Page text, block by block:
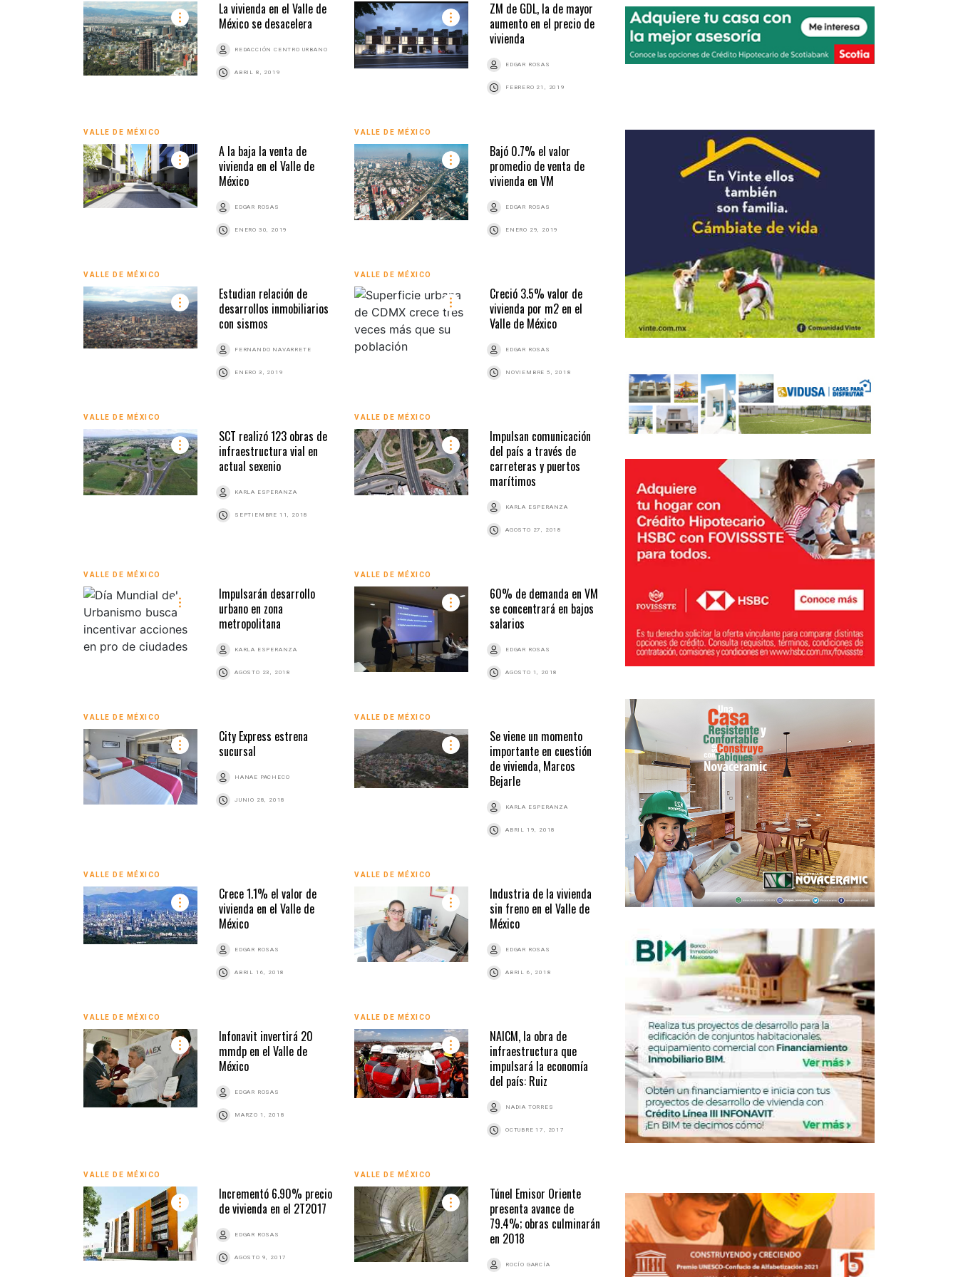
La vivienda en el Valle de
México se desacelera
REDACCIÓN CENTRO URBANO
ABRIL 8, 2019
ZM de GDL, la de mayor
aumento en el precio de
vivienda
EDGAR ROSAS
FEBRERO 21, 2019
VALLE DE MÉXICO
A la baja la venta de
vivienda en el Valle de
México
EDGAR ROSAS
ENERO 30, 2019
VALLE DE MÉXICO
Bajó 0.7% el valor
promedio de venta de
vivienda en VM
EDGAR ROSAS
ENERO 29, 2019
VALLE DE MÉXICO
Estudian relación de
desarrollos inmobiliarios
con sismos
FERNANDO NAVARRETE
ENERO 3, 2019
VALLE DE MÉXICO
Creció 3.5% valor de
vivienda por m2 en el
Valle de México
EDGAR ROSAS
NOVIEMBRE 5, 2018
VALLE DE MÉXICO
SCT realizó 123 obras de
infraestructura vial en
actual sexenio
KARLA ESPERANZA
SEPTIEMBRE 11, 2018
VALLE DE MÉXICO
Impulsan comunicación
del país a través de
carreteras y puertos
marítimos
KARLA ESPERANZA
AGOSTO 27, 2018
VALLE DE MÉXICO
Impulsarán desarrollo
urbano en zona
metropolitana
KARLA ESPERANZA
AGOSTO 23, 2018
VALLE DE MÉXICO
60% de demanda en VM
se concentrará en bajos
salarios
EDGAR ROSAS
AGOSTO 1, 2018
VALLE DE MÉXICO
City Express estrena
sucursal
HANAE PACHECO
JUNIO 28, 2018
VALLE DE MÉXICO
Se viene un momento
importante en cuestión
de vivienda, Marcos
Bejarle
KARLA ESPERANZA
ABRIL 19, 2018
VALLE DE MÉXICO
Crece 1.1% el valor de
vivienda en el Valle de
México
EDGAR ROSAS
ABRIL 16, 2018
VALLE DE MÉXICO
Industria de la vivienda
sin freno en el Valle de
México
EDGAR ROSAS
ABRIL 6, 2018
VALLE DE MÉXICO
Infonavit invertirá 20
mmdp en el Valle de
México
EDGAR ROSAS
MARZO 1, 2018
VALLE DE MÉXICO
NAICM, la obra de
infraestructura que
impulsará la economía
del país: Ruiz
NADIA TORRES
OCTUBRE 17, 2017
VALLE DE MÉXICO
Incrementó 6.90% precio
de vivienda en el 2T2017
EDGAR ROSAS
AGOSTO 9, 2017
VALLE DE MÉXICO
Túnel Emisor Oriente
presenta avance de
79.4%; obras culminarán
en 2018
ROCÍO GARCÍA